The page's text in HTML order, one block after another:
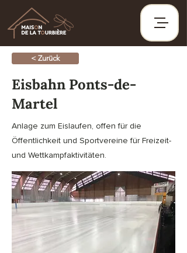
< Zurück
Eisbahn Ponts-de-
Martel
Anlage zum Eislaufen, offen für die
Öffentlichkeit und Sportvereine für Freizeit-
und Wettkampfaktivitäten.